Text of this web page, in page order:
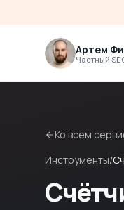
Артем
Частный
Ко всем
Инструменты/